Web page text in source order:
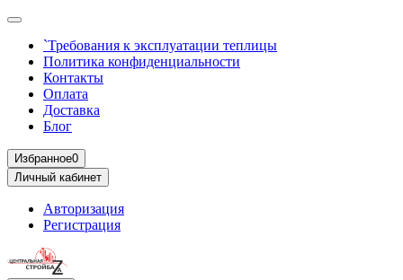
`Требования к эксплуатации теплицы
Политика конфиденциальности
Контакты
Оплата
Доставка
Блог
Избранное0
Личный кабинет
Авторизация
Регистрация